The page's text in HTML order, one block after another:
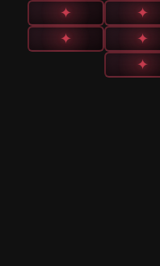
✦
✦
✦
✦
✦